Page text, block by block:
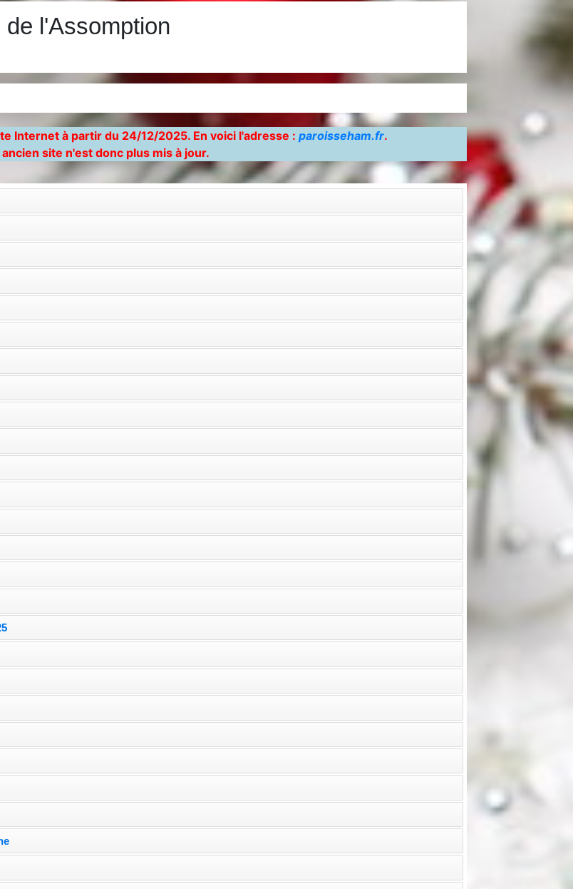
l'Assomption
Internet à partir du 24/12/2025. En voici l'adresse : paroisseham.fr.
site n'est donc plus mis à jour.